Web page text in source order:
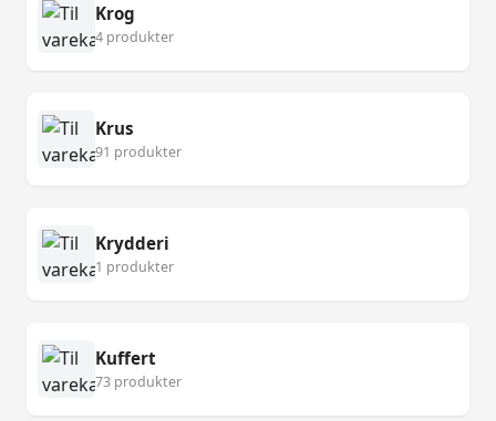
Krog
4 produkter
Krus
91 produkter
Krydderi
1 produkter
Kuffert
73 produkter